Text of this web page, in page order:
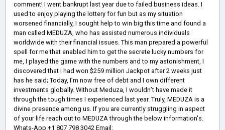
comment! I went bankrupt last year due to failed business ideas. I
used to enjoy playing the lottery for fun but as my situation
worsened financially, I sought help to win big this time and found a
man called MEDUZA, who has assisted numerous individuals
worldwide with their financial issues. This man prepared a powerful
spell for me that enabled him to get the secrete lucky numbers for
me, I played the game with the numbers and to my astonishment, I
discovered that I had won $259 million Jackpot after 2 weeks just
has he said; Today, I’m now free of debt and I own different
investments globally. Without Meduza, I wouldn’t have made it
through the tough times I experienced last year. Truly, MEDUZA is a
divine presence among us. If you are currently struggling in aspect
of your life reach out to MEDUZA through the below information's.
Whats-App +1 807 798 3042 Email: